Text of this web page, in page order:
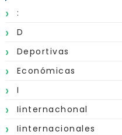
:
D
Deportivas
Económicas
I
Iinternachonal
Iinternacionales